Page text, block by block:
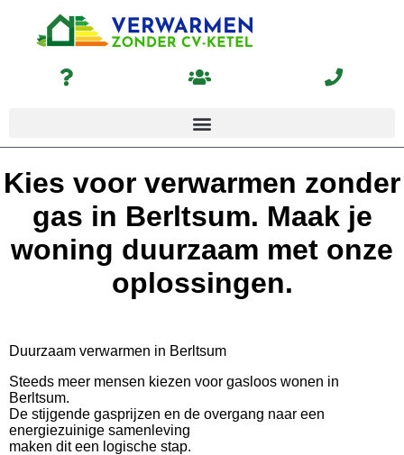
Kies voor verwarmen zonder
gas in Berltsum. Maak je
woning duurzaam met onze
oplossingen.
Duurzaam verwarmen in Berltsum
Steeds meer mensen kiezen voor gasloos wonen in
Berltsum.
De stijgende gasprijzen en de overgang naar een
energiezuinige samenleving
maken dit een logische stap.